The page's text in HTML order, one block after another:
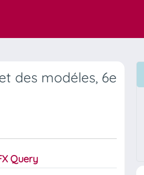
des modéles, 6e